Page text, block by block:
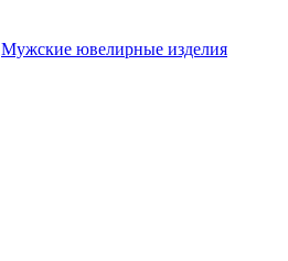
Мужские ювелирные изделия